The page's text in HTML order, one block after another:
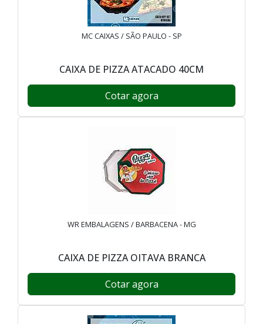
MC CAIXAS / SÃO PAULO - SP
CAIXA DE PIZZA ATACADO 40CM
Cotar agora
WR EMBALAGENS / BARBACENA - MG
CAIXA DE PIZZA OITAVA BRANCA
Cotar agora